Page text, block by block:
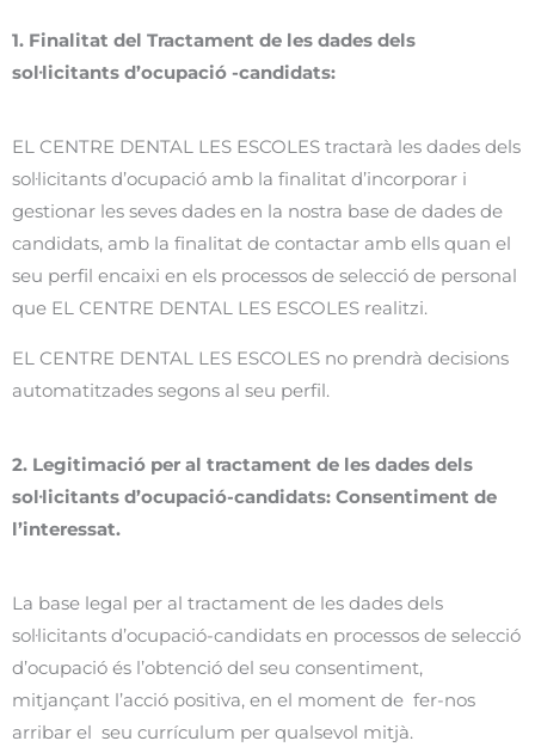
1. Finalitat del Tractament de les dades dels
sol·licitants d’ocupació -candidats:
EL CENTRE DENTAL LES ESCOLES tractarà les dades dels
sol·licitants d’ocupació amb la finalitat d’incorporar i
gestionar les seves dades en la nostra base de dades de
candidats, amb la finalitat de contactar amb ells quan el
seu perfil encaixi en els processos de selecció de personal
que EL CENTRE DENTAL LES ESCOLES realitzi.
EL CENTRE DENTAL LES ESCOLES no prendrà decisions
automatitzades segons al seu perfil.
2. Legitimació per al tractament de les dades dels
sol·licitants d’ocupació-candidats: Consentiment de
l’interessat.
La base legal per al tractament de les dades dels
sol·licitants d’ocupació-candidats en processos de selecció
d’ocupació és l’obtenció del seu consentiment,
mitjançant l’acció positiva, en el moment de fer-nos
arribar el seu currículum per qualsevol mitjà.